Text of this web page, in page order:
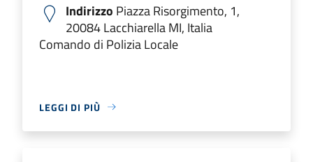
Indirizzo Piazza Risorgimento, 1,
20084 Lacchiarella MI, Italia
Comando di Polizia Locale
LEGGI DI PIÙ